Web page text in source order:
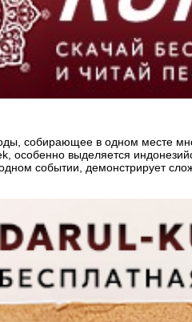
собирающее в одном месте
особенно выделяется
событии, демонстрирует